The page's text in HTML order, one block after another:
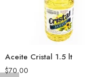
Aceite Cristal 1.5 lt
$70.00